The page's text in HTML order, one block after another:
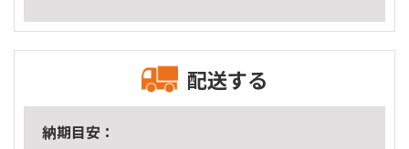
配送する
納期目安：